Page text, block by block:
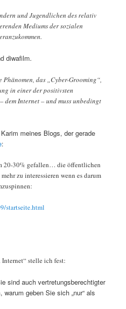
und Jugendlichen des relativ
Mediums der sozialen
diwafilm.
das „Cyber-Grooming“,
in einer der positivsten
dem Internet – und muss unbedingt
meines Blogs, der gerade
:
20-30% gefallen… die öffentlichen
zu interessieren wenn es darum
startseite.html
Internet“ stelle ich fest:
sind auch vertretungsberechtigter
geben Sie sich „nur“ als